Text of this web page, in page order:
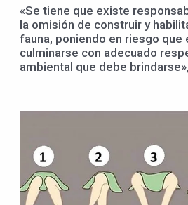
«Se tiene que existe
la omisión de construir y
fauna, poniendo en riesgo que
culminarse con adecuado
ambiental que debe